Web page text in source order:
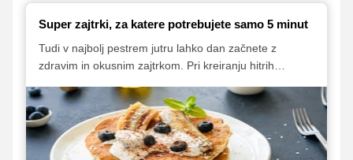
Super zajtrki, za katere potrebujete samo 5 minut
Tudi v najbolj pestrem jutru lahko dan začnete z
zdravim in okusnim zajtrkom. Pri kreiranju hitrih
katerih vam bomo predstavili nekaj odličnih zajtrkov, za
katere potrebujete samo pet minut in največ pet
sestavin, če med njimi ne upoštevate klasičnih živili, kot
so sol, poper in olje.